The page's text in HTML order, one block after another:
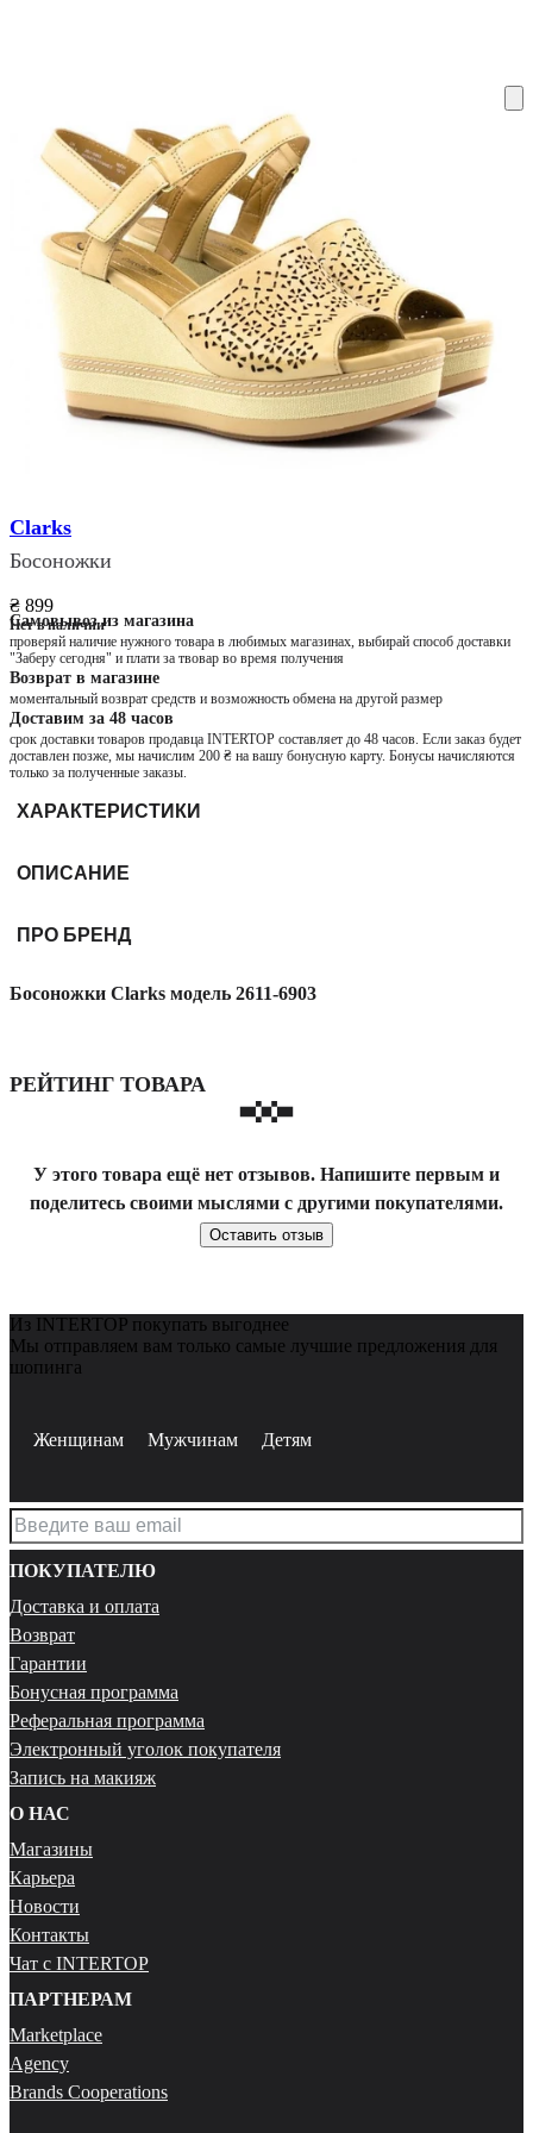
Clarks
Босоножки
₴ 899
Нет в наличии
Самовывоз из магазина
проверяй наличие нужного товара в любимых магазинах, выбирай способ доставки
"Заберу сегодня" и плати за твовар во время получения
Возврат в магазине
моментальный возврат средств и возможность обмена на другой размер
Доставим за 48 часов
срок доставки товаров продавца INTERTOP составляет до 48 часов. Если заказ будет
доставлен позже, мы начислим 200 ₴ на вашу бонусную карту. Бонусы начисляются
только за полученные заказы.
ХАРАКТЕРИСТИКИ
ОПИСАНИЕ
ПРО БРЕНД
Босоножки Clarks модель 2611-6903
РЕЙТИНГ ТОВАРА
У этого товара ещё нет отзывов. Напишите первым и
поделитесь своими мыслями с другими покупателями.
Оставить отзыв
Из INTERTOP покупать выгоднее
Мы отправляем вам только самые лучшие предложения для
шопинга
Женщинам Мужчинам Детям
ПОКУПАТЕЛЮ
Доставка и оплата
Возврат
Гарантии
Бонусная программа
Реферальная программа
Электронный уголок покупателя
Запись на макияж
О НАС
Магазины
Карьера
Новости
Контакты
Чат с INTERTOP
ПАРТНЕРАМ
Marketplace
Agency
Brands Cooperations